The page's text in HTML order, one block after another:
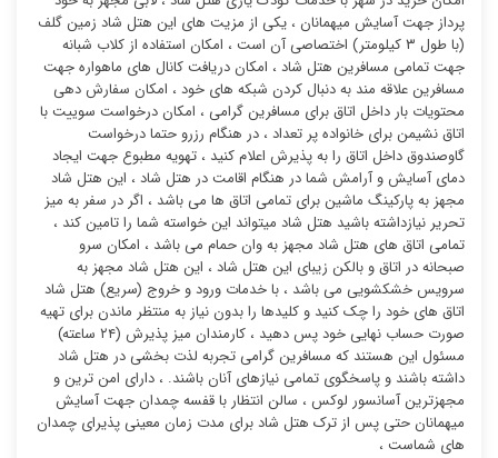
پرداز جهت آسایش میهمانان ، یکی از مزیت های این هتل شاد زمین گلف
(با طول ۳ کیلومتر) اختصاصی آن است ، امکان استفاده از کلاب شبانه
جهت تمامی مسافرین هتل شاد ، امکان دریافت کانال های ماهواره جهت
مسافرین علاقه مند به دنبال کردن شبکه های خود ، امکان سفارش دهی
محتویات بار داخل اتاق برای مسافرین گرامی ، امکان درخواست سوییت با
اتاق نشیمن برای خانواده پر تعداد ، در هنگام رزرو حتما درخواست
گاوصندوق داخل اتاق را به پذیرش اعلام کنید ، تهویه مطبوع جهت ایجاد
دمای آسایش و آرامش شما در هنگام اقامت در هتل شاد ، این هتل شاد
مجهز به پارکینگ ماشین برای تمامی اتاق ها می باشد ، اگر در سفر به میز
تحریر نیازداشته باشید هتل شاد میتواند این خواسته شما را تامین کند ،
تمامی اتاق های هتل شاد مجهز به وان حمام می باشد ، امکان سرو
صبحانه در اتاق و بالکن زیبای این هتل شاد ، این هتل شاد مجهز به
سرویس خشکشویی می باشد ، با خدمات ورود و خروج (سریع) هتل شاد
اتاق های خود را چک کنید و کلیدها را بدون نیاز به منتظر ماندن برای تهیه
صورت حساب نهایی خود پس دهید ، کارمندان میز پذیرش (۲۴ ساعته)
مسئول این هستند که مسافرین گرامی تجربه لذت بخشی در هتل شاد
داشته باشند و پاسخگوی تمامی نیازهای آنان باشند. ، دارای امن ترین و
مجهزترین آسانسور لوکس ، سالن انتظار با قفسه چمدان جهت آسایش
میهمانان حتی پس از ترک هتل شاد برای مدت زمان معینی پذیرای چمدان
های شماست ،